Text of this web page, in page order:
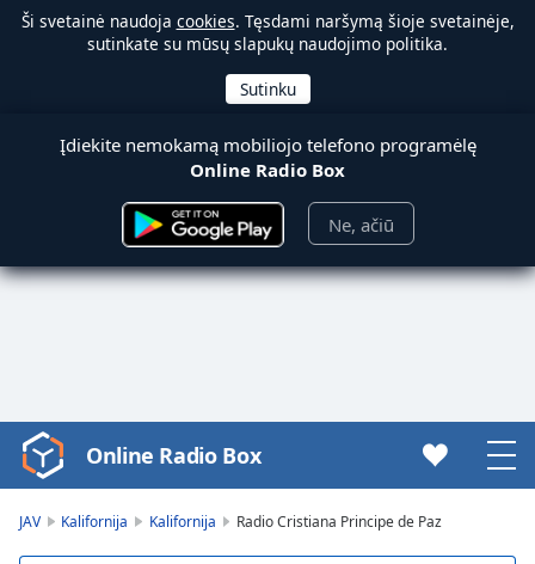
Ši svetainė naudoja cookies. Tęsdami naršymą šioje svetainėje,
sutinkate su mūsų slapukų naudojimo politika.
Įdiekite nemokamą mobiliojo telefono programėlę
Online Radio Box
Ne, ačiū
Video
Player
Online Radio Box
JAV Kalifornija Kalifornija Radio Cristiana Principe de Paz